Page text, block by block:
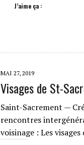
J’aime ça :
MAI 27, 2019
Visages de St-
Saint-Sacrement —
rencontres
voisinage : Les